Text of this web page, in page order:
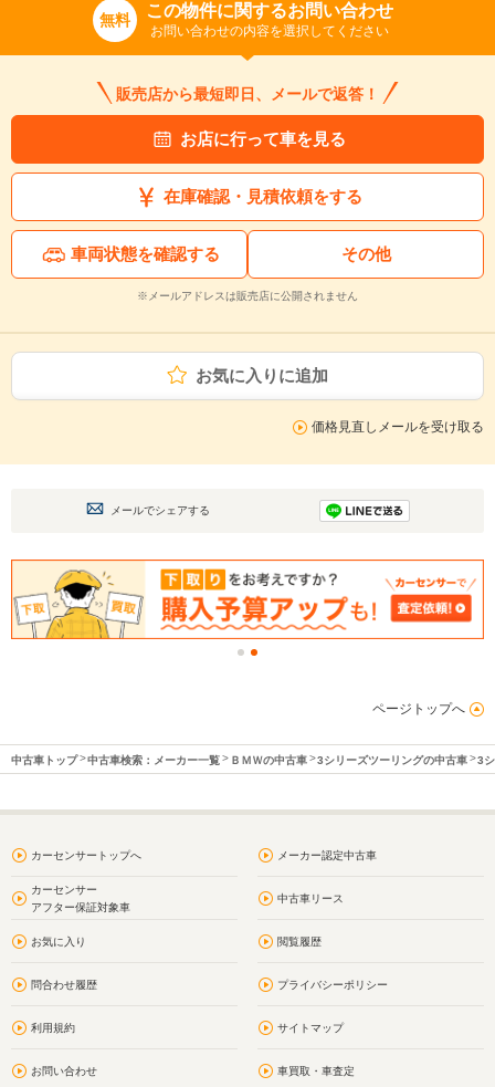
無料 この物件に関するお問い合わせ
お問い合わせの内容を選択してください
販売店から最短即日、メールで返答！
お店に行って車を見る
在庫確認・見積依頼をする
車両状態を確認する その他
※メールアドレスは販売店に公開されません
お気に入りに追加
価格見直しメールを受け取る
メールでシェアする
ページトップへ
中古車トップ 中古車検索：メーカー一覧 ＢＭＷの中古車 3シリーズツーリングの中古車 3
カーセンサートップへ メーカー認定中古車
カーセンサー
アフター保証対象車
中古車リース
お気に入り 閲覧履歴
問合わせ履歴 プライバシーポリシー
利用規約 サイトマップ
お問い合わせ 車買取・車査定